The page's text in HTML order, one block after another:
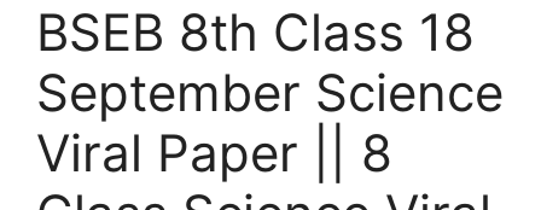
BSEB 8th Class 18
September Science
Viral Paper || 8